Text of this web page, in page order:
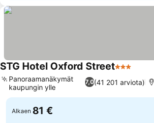
STG Hotel Oxford Street3
7,0(41 201 arviota)
Panoraamanäkymät
kaupungin ylle
Alkaen 81 €